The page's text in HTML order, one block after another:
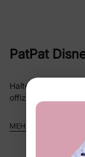
PatPat
Halte dein Kind
offiziellen Disney-
Egal ob dein Kind
Prinzessinnen, Lilo
perfekte Jacke,
MEHR ANZEIGEN